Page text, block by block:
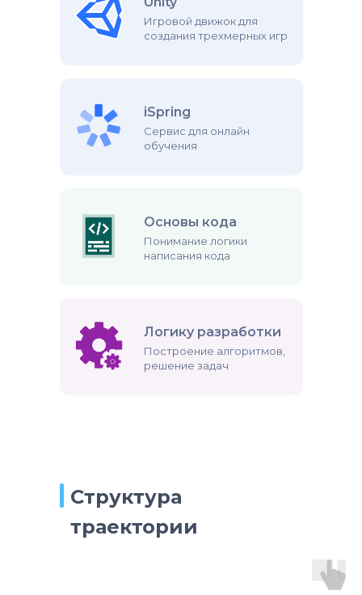
Игровой движок для
создания трехмерных игр
iSpring
Сервис для онлайн
обучения
Основы кода
Понимание логики
написания кода
Логику разработки
Построение алгоритмов,
решение задач
Структура
траектории